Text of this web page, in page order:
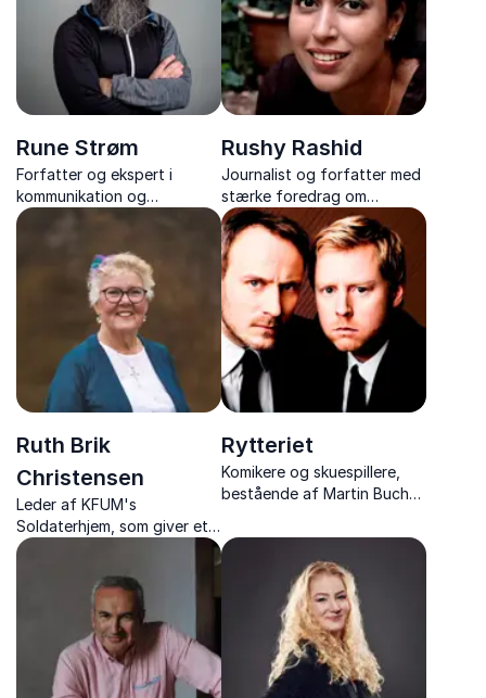
Rune Strøm
Forfatter og ekspert i
kommunikation og
konflikthåndtering, med
foredrag der giver stærke
redskaber.
Rushy Rashid
Journalist og forfatter med
stærke foredrag om
kulturmøder, demokrati og
mangfoldighed – baseret på
egne livserfaringer.
Ruth Brik
Christensen
Leder af KFUM's
Soldaterhjem, som giver et
unikt indblik i livet med
brændpunkter – fortalt med
varme, humor og dyb
Rytteriet
Komikere og skuespillere,
bestående af Martin Buch
leverer humor og satire i
topklasse